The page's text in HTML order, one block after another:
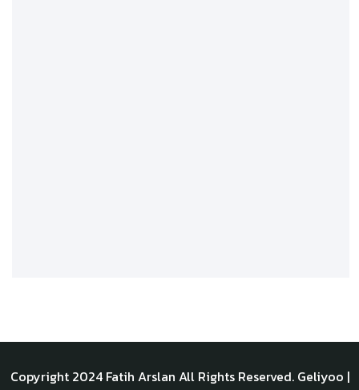
Copyright 2024 Fatih Arslan All Rights Reserved. Geliyoo |